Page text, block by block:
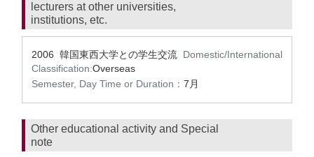
lecturers at other universities,
institutions, etc.
2006 韓国東西大学との学生交流 Domestic/International
Classification:Overseas
Semester, Day Time or Duration： 7月
Other educational activity and Special
note